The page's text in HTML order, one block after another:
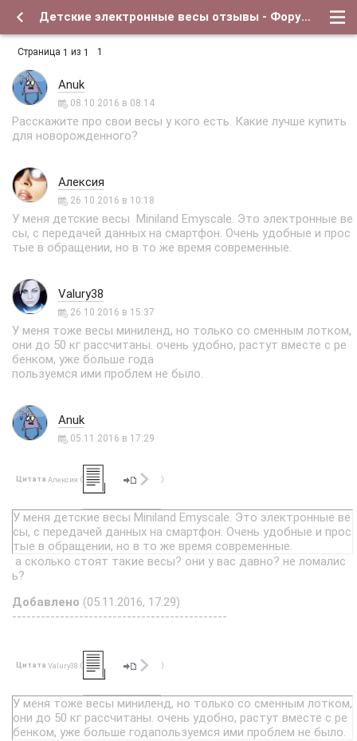
Детские электронные весы отзывы - Форум о детях и для их родителей
Страница 1 из 1 1
Anuk
08.10.2016 в 08:14
Расскажите про свои весы у кого есть. Какие лучше купить
для новорожденного?
Алексия
26.10.2016 в 10:18
У меня детские весы Miniland Emyscale. Это электронные ве
сы, с передачей данных на смартфон. Очень удобные и прос
тые в обращении, но в то же время современные.
Valury38
26.10.2016 в 15:37
У меня тоже весы миниленд, но только со сменным лотком,
они до 50 кг рассчитаны. очень удобно, растут вместе с ре
бенком, уже больше года
пользуемся ими проблем не было.
Anuk
05.11.2016 в 17:29
Цитата Алексия ( )
У меня детские весы Miniland Emyscale. Это электронные ве
сы, с передачей данных на смартфон. Очень удобные и прос
тые в обращении, но в то же время современные.
а сколько стоят такие весы? они у вас давно? не ломалис
ь?
Добавлено (05.11.2016, 17:29)
---------------------------------------------
Цитата Valury38 ( )
У меня тоже весы миниленд, но только со сменным лотком,
они до 50 кг рассчитаны. очень удобно, растут вместе с ре
бенком, уже больше годапользуемся ими проблем не было.